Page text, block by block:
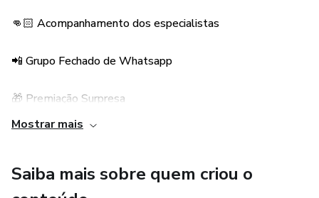
👊🏻 Acompanhamento dos especialistas
📲 Grupo Fechado de Whatsapp
🎁 Premiação Surpresa
Mostrar mais
Saiba mais sobre quem criou o